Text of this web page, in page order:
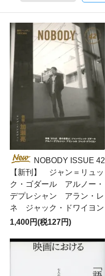
NOBODY ISSUE 42
【新刊】 ジャン＝リュッ
ク・ゴダール アルノー・
デプレシャン アラン・レ
ネ ジャック・ドワイヨン
1,400円(税127円)